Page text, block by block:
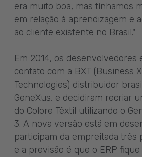
era muito boa, mas tínhamos
em relação à aprendizagem e
ao cliente existente no Brasil."
Em 2014, os desenvolvedores
contato com a BXT (Business
Technologies) distribuidor
GeneXus, e decidiram recriar
do Colore Têxtil utilizando o
3. A nova versão está em
participam da empreitada três
e a previsão é que o ERP